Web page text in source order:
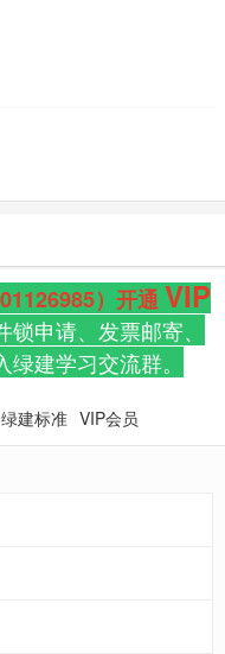
）开通VIP
申请、发票邮寄、
建学习交流群。
绿建标准 VIP会员